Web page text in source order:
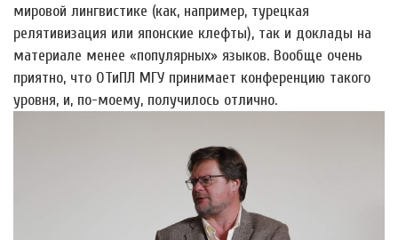
мировой лингвистике (как, например, турецкая
релятивизация или японские клефты), так и доклады на
материале менее «популярных» языков. Вообще очень
приятно, что ОТиПЛ МГУ принимает конференцию такого
уровня, и, по-моему, получилось отлично.